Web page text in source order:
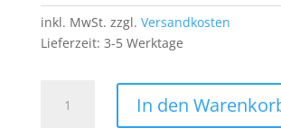
inkl. MwSt. zzgl. Versandkosten
Lieferzeit: 3-5 Werktage
Detroit
In den